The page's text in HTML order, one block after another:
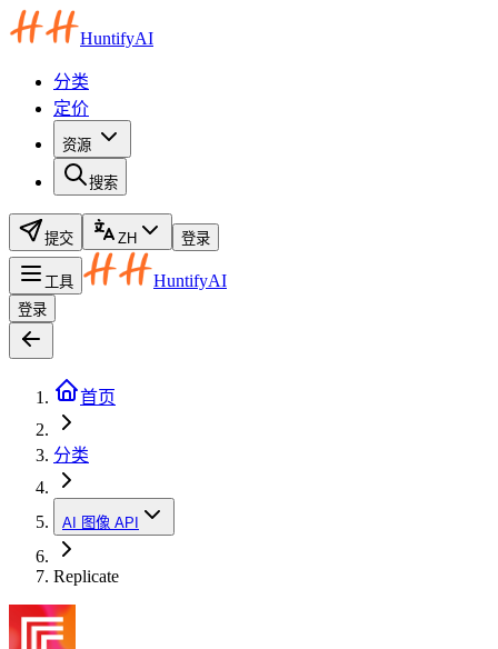
HuntifyAI
分类
定价
资源
搜索
提交 ZH 登录
工具 HuntifyAI
登录
首页
分类
AI 图像 API
Replicate